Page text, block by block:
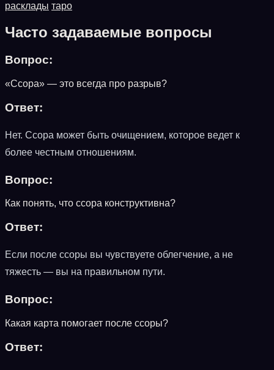
расклады таро
Часто задаваемые вопросы
Вопрос:
«Ссора» — это всегда про разрыв?
Ответ:
Нет. Ссора может быть очищением, которое ведет к
более честным отношениям.
Вопрос:
Как понять, что ссора конструктивна?
Ответ:
Если после ссоры вы чувствуете облегчение, а не
тяжесть — вы на правильном пути.
Вопрос:
Какая карта помогает после ссоры?
Ответ: